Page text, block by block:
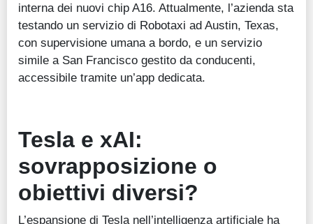
interna dei nuovi chip A16. Attualmente, l’azienda sta
testando un servizio di Robotaxi ad Austin, Texas,
con supervisione umana a bordo, e un servizio
simile a San Francisco gestito da conducenti,
accessibile tramite un’app dedicata.
Tesla e xAI:
sovrapposizione o
obiettivi diversi?
L’espansione di Tesla nell’intelligenza artificiale ha